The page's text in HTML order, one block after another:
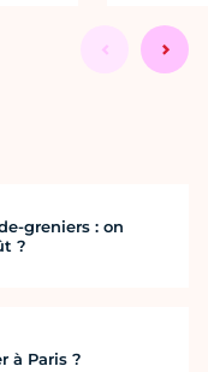
greniers : on
?
à Paris ?